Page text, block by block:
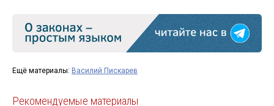
Ещё материалы: Василий Пискарев
Рекомендуемые материалы